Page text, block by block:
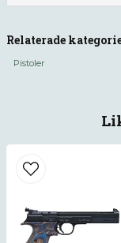
om du tävlar i
Fråga oss
email
Mejladress
Relaterade
Pistoler